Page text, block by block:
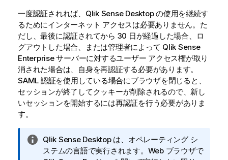
一度認証されれば、 Qlik Sense Desktopの使用を継続す
るためにインターネット アクセスは必要ありません。た
だし、最後に認証されてから 30 日が経過した場合、ロ
グアウトした場合、または管理者によって Qlik Sense
Enterpriseサーバーに対するユーザー アクセス権が取り
消された場合は、自身を再認証する必要があります。
SAML 認証を使用している場合にブラウザを閉じると、
セッションが終了してクッキーが削除されるので、新し
いセッションを開始するには再認証を行う必要がありま
す。
情
報
Qlik Sense Desktopは、オペレーティング シ
ステムの言語で実行されます。Web ブラウザで